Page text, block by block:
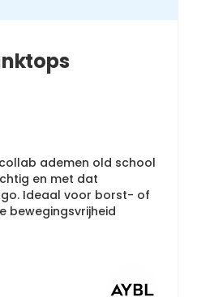
ademen old school
en met dat
Ideaal voor borst- of
bewegingsvrijheid